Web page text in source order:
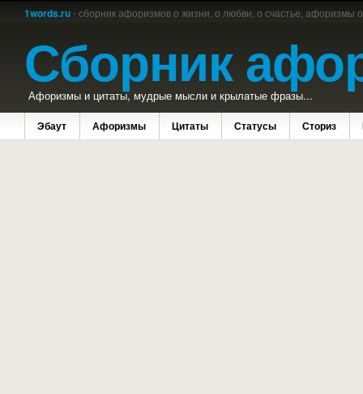
1words.ru- сборник афоризмов о жизни, о любви, о счастье,
Сборник
Афоризмы и цитаты, мудрые мысли и крылатые фразы...
Эбаут Афоризмы Цитаты Статусы Сториз